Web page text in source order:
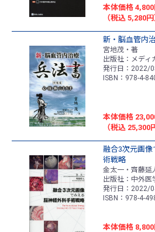
本体価格 4,800
（税込 5,280円
新・脳血管内
宮地茂・著
出版社：メディ
発行日：2022/
ISBN：978-4-
本体価格
（税込 25,300
融合3次元画
術戦略
金太一・齊藤延
出版社：中外医
発行日：2022/
ISBN：978-4-
本体価格